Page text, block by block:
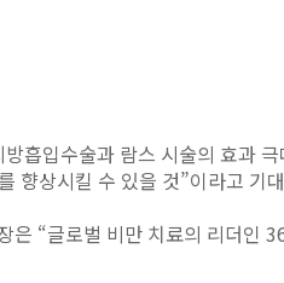
흡입수술과 람스 시술의 효과
향상시킬 수 있을 것”이라고 기
은 “글로벌 비만 치료의 리더인